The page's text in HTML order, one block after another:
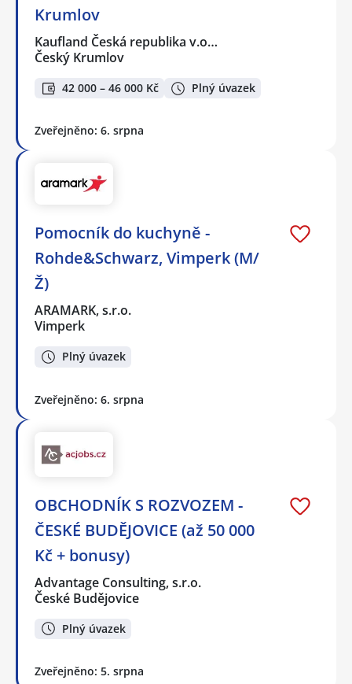
Krumlov
Kaufland Česká republika v.o…
Český Krumlov
42 000 – 46 000 Kč Plný úvazek
Zveřejněno: 6. srpna
Pomocník do kuchyně -
Rohde&Schwarz, Vimperk (M/
Ž)
ARAMARK, s.r.o.
Vimperk
Plný úvazek
Zveřejněno: 6. srpna
OBCHODNÍK S ROZVOZEM -
ČESKÉ BUDĚJOVICE (až 50 000
Kč + bonusy)
Advantage Consulting, s.r.o.
České Budějovice
Plný úvazek
Zveřejněno: 5. srpna